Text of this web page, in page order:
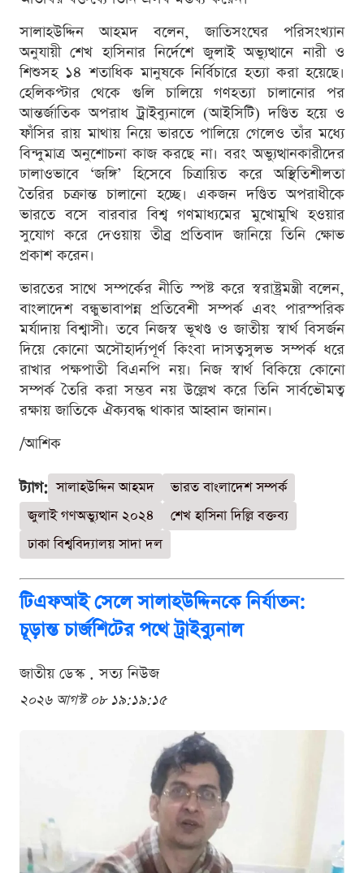
সালাহউদ্দিন আহমদ বলেন, জাতিসংঘের পরিসংখ্যান
অনুযায়ী শেখ হাসিনার নির্দেশে জুলাই অভ্যুত্থানে নারী ও
শিশুসহ ১৪ শতাধিক মানুষকে নির্বিচারে হত্যা করা হয়েছে।
হেলিকপ্টার থেকে গুলি চালিয়ে গণহত্যা চালানোর পর
আন্তর্জাতিক অপরাধ ট্রাইব্যুনালে (আইসিটি) দণ্ডিত হয়ে ও
ফাঁসির রায় মাথায় নিয়ে ভারতে পালিয়ে গেলেও তাঁর মধ্যে
বিন্দুমাত্র অনুশোচনা কাজ করছে না। বরং অভ্যুত্থানকারীদের
ঢালাওভাবে ‘জঙ্গি’ হিসেবে চিত্রায়িত করে অস্থিতিশীলতা
তৈরির চক্রান্ত চালানো হচ্ছে। একজন দণ্ডিত অপরাধীকে
ভারতে বসে বারবার বিশ্ব গণমাধ্যমের মুখোমুখি হওয়ার
সুযোগ করে দেওয়ায় তীব্র প্রতিবাদ জানিয়ে তিনি ক্ষোভ
প্রকাশ করেন।
ভারতের সাথে সম্পর্কের নীতি স্পষ্ট করে স্বরাষ্ট্রমন্ত্রী বলেন,
বাংলাদেশ বন্ধুভাবাপন্ন প্রতিবেশী সম্পর্ক এবং পারস্পরিক
মর্যাদায় বিশ্বাসী। তবে নিজস্ব ভূখণ্ড ও জাতীয় স্বার্থ বিসর্জন
দিয়ে কোনো অসৌহার্দ্যপূর্ণ কিংবা দাসত্বসুলভ সম্পর্ক ধরে
রাখার পক্ষপাতী বিএনপি নয়। নিজ স্বার্থ বিকিয়ে কোনো
সম্পর্ক তৈরি করা সম্ভব নয় উল্লেখ করে তিনি সার্বভৌমত্ব
রক্ষায় জাতিকে ঐক্যবদ্ধ থাকার আহ্বান জানান।
/আশিক
ট্যাগ: সালাহউদ্দিন আহমদ
ভারত বাংলাদেশ সম্পর্ক
জুলাই গণঅভ্যুত্থান ২০২৪
শেখ হাসিনা দিল্লি বক্তব্য
ঢাকা বিশ্ববিদ্যালয় সাদা দল
টিএফআই সেলে সালাহউদ্দিনকে নির্যাতন:
চূড়ান্ত চার্জশিটের পথে ট্রাইব্যুনাল
জাতীয় ডেস্ক . সত্য নিউজ
২০২৬ আগস্ট ০৮ ১৯:১৯:১৫